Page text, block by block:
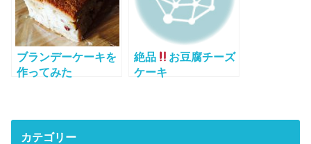
ブランデーケーキを
作ってみた
絶品
お豆腐チーズ
ケーキ
カテゴリー